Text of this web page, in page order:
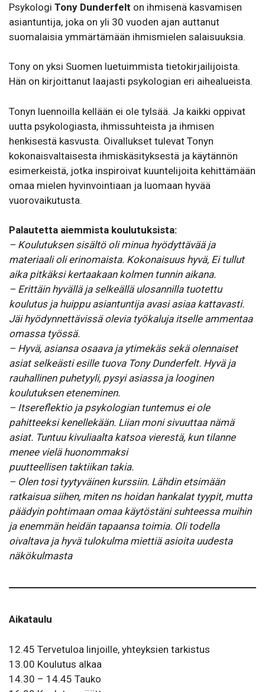
Psykologi Tony Dunderfelt on ihmisenä kasvamisen
asiantuntija, joka on yli 30 vuoden ajan auttanut
suomalaisia ymmärtämään ihmismielen salaisuuksia.
Tony on yksi Suomen luetuimmista tietokirjailijoista.
Hän on kirjoittanut laajasti psykologian eri aihealueista.
Tonyn luennoilla kellään ei ole tylsää. Ja kaikki oppivat
uutta psykologiasta, ihmissuhteista ja ihmisen
henkisestä kasvusta. Oivallukset tulevat Tonyn
kokonaisvaltaisesta ihmiskäsityksestä ja käytännön
esimerkeistä, jotka inspiroivat kuuntelijoita kehittämään
omaa mielen hyvinvointiaan ja luomaan hyvää
vuorovaikutusta.
Palautetta aiemmista koulutuksista:
– Koulutuksen sisältö oli minua hyödyttävää ja
materiaali oli erinomaista. Kokonaisuus hyvä, Ei tullut
aika pitkäksi kertaakaan kolmen tunnin aikana.
– Erittäin hyvällä ja selkeällä ulosannilla tuotettu
koulutus ja huippu asiantuntija avasi asiaa kattavasti.
Jäi hyödynnettävissä olevia työkaluja itselle ammentaa
omassa työssä.
– Hyvä, asiansa osaava ja ytimekäs sekä olennaiset
asiat selkeästi esille tuova Tony Dunderfelt. Hyvä ja
rauhallinen puhetyyli, pysyi asiassa ja looginen
koulutuksen eteneminen.
– Itsereflektio ja psykologian tuntemus ei ole
pahitteeksi kenellekään. Liian moni sivuuttaa nämä
asiat. Tuntuu kivuliaalta katsoa vierestä, kun tilanne
menee vielä huonommaksi
puutteellisen taktiikan takia.
– Olen tosi tyytyväinen kurssiin. Lähdin etsimään
ratkaisua siihen, miten ns hoidan hankalat tyypit, mutta
päädyin pohtimaan omaa käytöstäni suhteessa muihin
ja enemmän heidän tapaansa toimia. Oli todella
oivaltava ja hyvä tulokulma miettiä asioita uudesta
näkökulmasta
Aikataulu
12.45 Tervetuloa linjoille, yhteyksien tarkistus
13.00 Koulutus alkaa
14.30 – 14.45 Tauko